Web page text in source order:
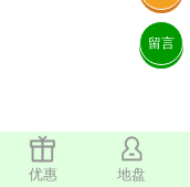
优惠 地盘
留言